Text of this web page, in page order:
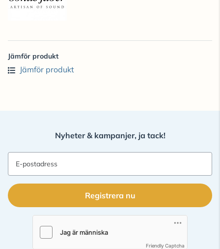
Jämför produkt
Jämför produkt
Nyheter & kampanjer, ja tack!
E-postadress
Registrera nu
Friendly Captcha